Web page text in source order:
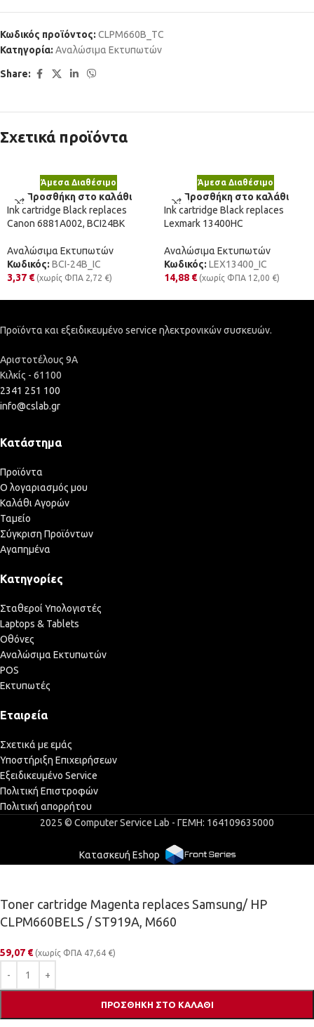
Κωδικός προϊόντος: CLPM660B_TC
Κατηγορία: Αναλώσιμα Εκτυπωτών
Share:
Σχετικά προϊόντα
Άμεσα Διαθέσιμο
Προσθήκη στο καλάθι
Ink cartridge Black replaces
Canon 6881A002, BCI24BK
Αναλώσιμα Εκτυπωτών
Κωδικός: BCI-24B_IC
3,37 € (χωρίς ΦΠΑ 2,72 €)
Άμεσα Διαθέσιμο
Προσθήκη στο καλάθι
Ink cartridge Black replaces
Lexmark 13400HC
Αναλώσιμα Εκτυπωτών
Κωδικός: LEX13400_IC
14,88 € (χωρίς ΦΠΑ 12,00 €)
Προϊόντα και εξειδικευμένο service ηλεκτρονικών συσκευών.
Αριστοτέλους 9Α
Κιλκίς - 61100
2341 251 100
info@cslab.gr
Κατάστημα
Προϊόντα
Ο λογαριασμός μου
Καλάθι Αγορών
Ταμείο
Σύγκριση Προϊόντων
Αγαπημένα
Κατηγορίες
Σταθεροί Υπολογιστές
Laptops & Tablets
Οθόνες
Αναλώσιμα Εκτυπωτών
POS
Εκτυπωτές
Εταιρεία
Σχετικά με εμάς
Υποστήριξη Επιχειρήσεων
Εξειδικευμένο Service
Πολιτική Επιστροφών
Πολιτική απορρήτου
2025 © Computer Service Lab - ΓΕΜΗ: 164109635000
Κατασκευή Eshop
Toner cartridge Magenta replaces Samsung/ HP
CLPM660BELS / ST919A, M660
59,07 € (χωρίς ΦΠΑ 47,64 €)
ΠΡΟΣΘΉΚΗ ΣΤΟ ΚΑΛΆΘΙ